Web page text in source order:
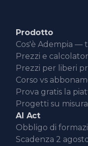
Prodotto
Cos'è Adempia
Prezzi e
Prezzi per liberi
Corso vs
Prova gratis la
Progetti su misura
AI Act
Obbligo di
Scadenza 2